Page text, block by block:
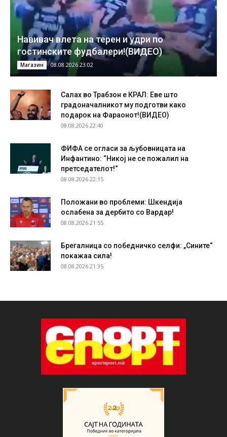
Навивач влета на терен и удри по
гостинските фудбалери!(ВИДЕО)
Магазин 08.08.2026 23:02
Салах во Трабзон е КРАЛ: Еве што
градоначалникот му подготви како
подарок на Фараонот!(ВИДЕО)
08.08.2026 22:40
ФИФА се огласи за љубовницата на
Инфантино: “Никој не се пожалил на
претседателот!“
08.08.2026 22:15
Положани во проблеми: Шкендија
ослабена за дербито со Вардар!
08.08.2026 21:55
Брегалница со победничко селфи: „Сините“
покажаа сила!
08.08.2026 21:35